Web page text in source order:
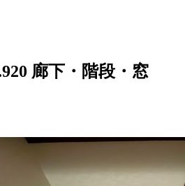
廊下・階段・窓